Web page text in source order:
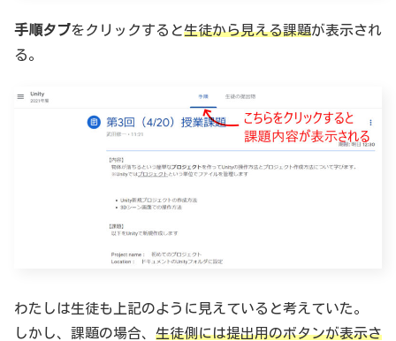
手順タブをクリックすると生徒から見える課題が表示され
る。
わたしは生徒も上記のように見えていると考えていた。
しかし、課題の場合、 生徒側には提出用のボタンが表示さ